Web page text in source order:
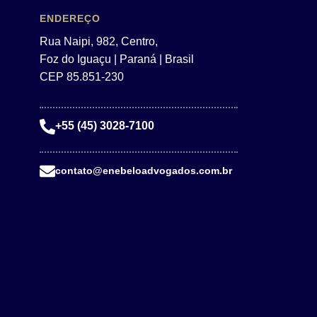
ENDEREÇO
Rua Naipi, 982, Centro,
Foz do Iguaçu | Paraná | Brasil
CEP 85.851-230
+55 (45) 3028-7100
contato@enebeloadvogados.com.br